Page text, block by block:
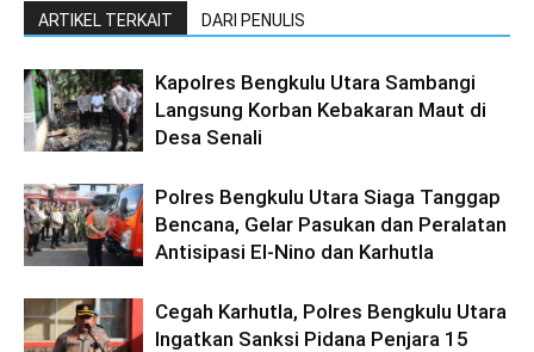
ARTIKEL TERKAIT DARI PENULIS
Kapolres Bengkulu Utara Sambangi
Langsung Korban Kebakaran Maut di
Desa Senali
Polres Bengkulu Utara Siaga Tanggap
Bencana, Gelar Pasukan dan Peralatan
Antisipasi El-Nino dan Karhutla
Cegah Karhutla, Polres Bengkulu Utara
Ingatkan Sanksi Pidana Penjara 15